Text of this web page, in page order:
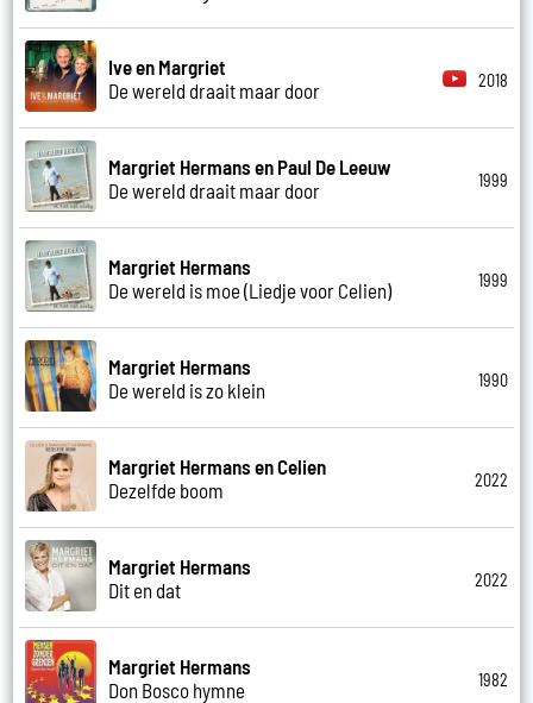
Ive en Margriet
De wereld draait maar door
2018
Margriet Hermans en Paul De Leeuw
De wereld draait maar door
1999
Margriet Hermans
De wereld is moe (Liedje voor Celien)
1999
Margriet Hermans
De wereld is zo klein
1990
Margriet Hermans en Celien
Dezelfde boom
2022
Margriet Hermans
Dit en dat
2022
Margriet Hermans
Don Bosco hymne
1982